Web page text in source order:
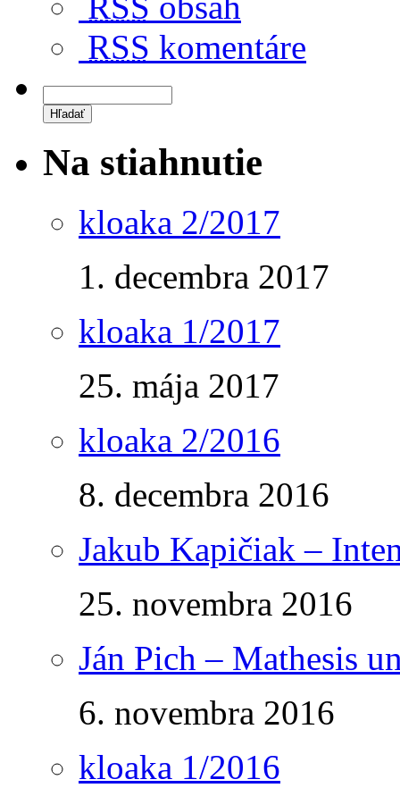
RSS komentáre
Na stiahnutie
kloaka 2/2017
1. decembra 2017
kloaka 1/2017
25. mája 2017
kloaka 2/2016
8. decembra 2016
Jakub Kapičiak –
25. novembra 2016
Ján Pich – Mathesis
6. novembra 2016
kloaka 1/2016